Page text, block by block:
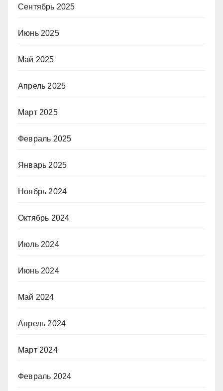
Сентябрь 2025
Июнь 2025
Май 2025
Апрель 2025
Март 2025
Февраль 2025
Январь 2025
Ноябрь 2024
Октябрь 2024
Июль 2024
Июнь 2024
Май 2024
Апрель 2024
Март 2024
Февраль 2024